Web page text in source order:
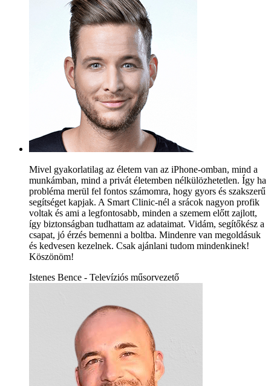
Mivel gyakorlatilag az életem van az iPhone-omban, mind a
munkámban, mind a privát életemben nélkülözhetetlen. Így ha
probléma merül fel fontos számomra, hogy gyors és szakszerű
segítséget kapjak. A Smart Clinic-nél a srácok nagyon profik
voltak és ami a legfontosabb, minden a szemem előtt zajlott,
így biztonságban tudhattam az adataimat. Vidám, segítőkész a
csapat, jó érzés bemenni a boltba. Mindenre van megoldásuk
és kedvesen kezelnek. Csak ajánlani tudom mindenkinek!
Köszönöm!
Istenes Bence - Televíziós műsorvezető